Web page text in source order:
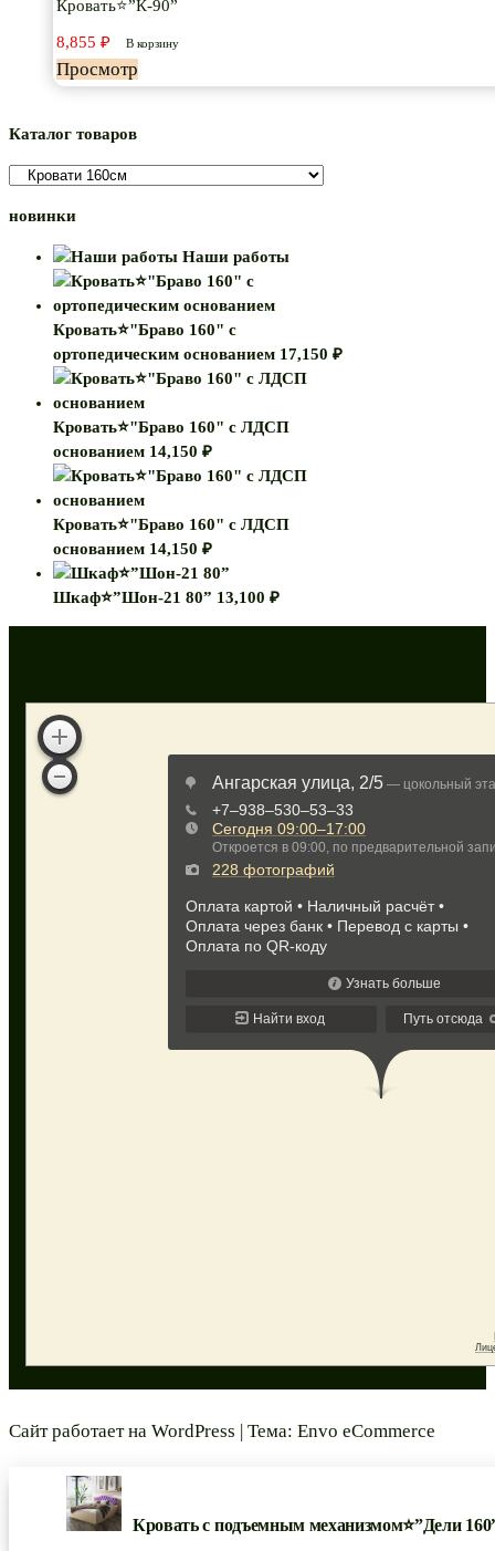
Кровать⭐”К-90”
8,855 ₽ В корзину
Просмотр
Каталог товаров
новинки
Наши работы
Кровать⭐"Браво 160" с
ортопедическим основанием 17,150 ₽
Кровать⭐"Браво 160" с ЛДСП
основанием 14,150 ₽
Кровать⭐"Браво 160" с ЛДСП
основанием 14,150 ₽
Шкаф⭐”Шон-21 80” 13,100 ₽
Сайт работает на WordPress Тема: Envo eCommerce
Кровать с подъемным механизмом⭐”Дели